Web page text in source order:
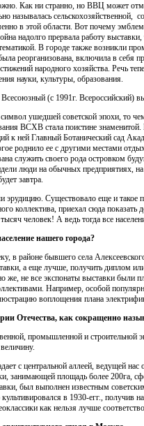
Как ни странно, но ВВЦ может
называлась
в этой области. Вот почему
надолго прервала работу
В городе также возникли
реорганизована, включила в
народного хозяйства. Речь
науки, культуры, образования.
(с 1991г. Всероссийский)
ушедшей советской эпохи, то
ВСХВ стала поистине знаменитой.
к ней Главный Ботанический сад
роднило ее с другими местами
служить своего рода островком
люди на обычных предприятиях,
завтра.
Существовало еще и такое
коллектива, приехал сюда
человек! А ведь тогда все
нашего города?
районе бывшего села
а еще лучше, получить диплом
не все экспонаты выставки были
Например, особой
воплощения плана
Отечества, как сокращенно
промышленной и
с центральной аллеей, ведущей
занимающей площадь более 200га,
был выполнен известным
в 1930‑егг., получив
как нельзя лучше